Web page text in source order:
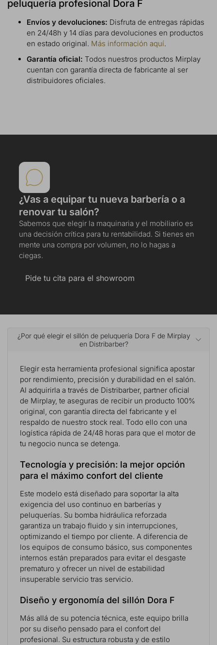
peluquería profesional Dora F
Envíos y devoluciones: Disfruta de entregas rápidas
en 24/48h y 14 días para devoluciones en productos
en estado original. Más información aquí.
Garantía oficial: Todos nuestros productos Mirplay
cuentan con garantía directa de fabricante al ser
distribuidores oficiales.
¿Vas a equipar tu nueva barbería o a
renovar tu salón?
Sabemos que elegir la maquinaria y el mobiliario es
una decisión crítica para tu rentabilidad. Si tienes en
mente una compra por volumen, no lo hagas a
ciegas.
Pide tu cita para el showroom
¿Por qué elegir el sillón de peluquería Dora F de Mirplay
en Distribarber?
Elegir esta herramienta profesional significa apostar
por rendimiento, precisión y durabilidad en el salón.
Al adquirirla a través de Distribarber, partner oficial
de Mirplay, te aseguras de recibir un producto 100%
original, con garantía directa del fabricante y el
respaldo de nuestro stock real. Todo ello con una
logística rápida de 24/48 horas para que el motor de
tu negocio nunca se detenga.
Tecnología y precisión: la mejor opción
para el máximo confort del cliente
Este modelo está diseñado para soportar la alta
exigencia del uso continuo en barberías y
peluquerías. Su bomba hidráulica reforzada
garantiza un trabajo fluido y sin interrupciones,
optimizando el tiempo por cliente. A diferencia de
los equipos de consumo básico, sus componentes
internos están preparados para evitar el desgaste
prematuro y ofrecer un nivel de estabilidad
insuperable servicio tras servicio.
Diseño y ergonomía del sillón Dora F
Más allá de su potencia técnica, este equipo brilla
por su diseño pensado para el confort del
profesional. Su estructura robusta y de estilo